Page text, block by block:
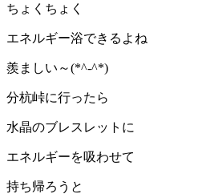
ちょくちょく
エネルギー浴できるよね
羨ましい～(*^-^*)
分杭峠に行ったら
水晶のブレスレットに
エネルギーを吸わせて
持ち帰ろうと